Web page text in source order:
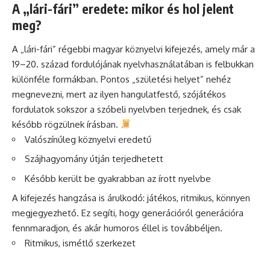
A „lári-fári” eredete: mikor és hol jelent
meg?
A „lári-fári” régebbi magyar köznyelvi kifejezés, amely már a
19–20. század fordulójának nyelvhasználatában is felbukkan
különféle formákban. Pontos „születési helyet” nehéz
megnevezni, mert az ilyen hangulatfestő, szójátékos
fordulatok sokszor a szóbeli nyelvben terjednek, és csak
később rögzülnek írásban.
Valószínűleg köznyelvi eredetű
Szájhagyomány útján terjedhetett
Később került be gyakrabban az írott nyelvbe
A kifejezés hangzása is árulkodó: játékos, ritmikus, könnyen
megjegyezhető. Ez segíti, hogy generációról generációra
fennmaradjon, és akár humoros éllel is továbbéljen.
Ritmikus, ismétlő szerkezet